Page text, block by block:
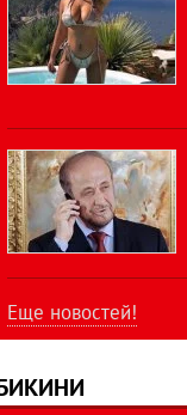
Еще новостей!